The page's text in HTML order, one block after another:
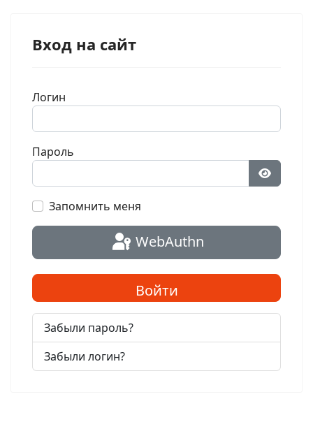
Вход на сайт
Логин
Пароль
Запомнить меня
WebAuthn
Войти
Забыли пароль?
Забыли логин?